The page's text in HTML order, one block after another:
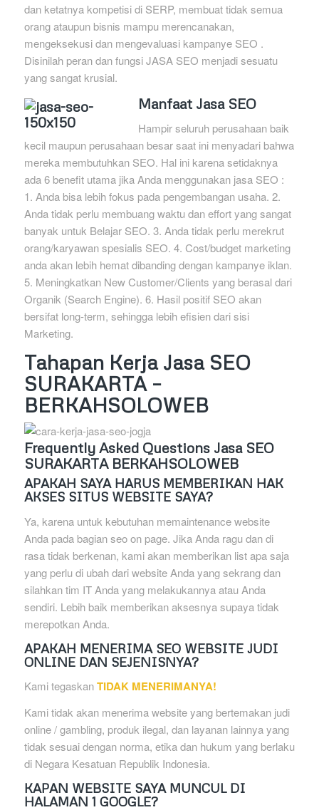
dan ketatnya kompetisi di SERP, membuat tidak semua
orang ataupun bisnis mampu merencanakan,
mengeksekusi dan mengevaluasi kampanye SEO .
Disinilah peran dan fungsi JASA SEO menjadi sesuatu
yang sangat krusial.
Manfaat Jasa SEO
Hampir seluruh perusahaan baik
kecil maupun perusahaan besar saat ini menyadari bahwa
mereka membutuhkan SEO. Hal ini karena setidaknya
ada 6 benefit utama jika Anda menggunakan jasa SEO :
1. Anda bisa lebih fokus pada pengembangan usaha. 2.
Anda tidak perlu membuang waktu dan effort yang sangat
banyak untuk Belajar SEO. 3. Anda tidak perlu merekrut
orang/karyawan spesialis SEO. 4. Cost/budget marketing
anda akan lebih hemat dibanding dengan kampanye iklan.
5. Meningkatkan New Customer/Clients yang berasal dari
Organik (Search Engine). 6. Hasil positif SEO akan
bersifat long-term, sehingga lebih efisien dari sisi
Marketing.
Tahapan Kerja Jasa SEO
SURAKARTA –
BERKAHSOLOWEB
Frequently Asked Questions Jasa SEO
SURAKARTA BERKAHSOLOWEB
APAKAH SAYA HARUS MEMBERIKAN HAK
AKSES SITUS WEBSITE SAYA?
Ya, karena untuk kebutuhan memaintenance website
Anda pada bagian seo on page. Jika Anda ragu dan di
rasa tidak berkenan, kami akan memberikan list apa saja
yang perlu di ubah dari website Anda yang sekrang dan
silahkan tim IT Anda yang melakukannya atau Anda
sendiri. Lebih baik memberikan aksesnya supaya tidak
merepotkan Anda.
APAKAH MENERIMA SEO WEBSITE JUDI
ONLINE DAN SEJENISNYA?
Kami tegaskanTIDAK MENERIMANYA!
Kami tidak akan menerima website yang bertemakan judi
online / gambling, produk ilegal, dan layanan lainnya yang
tidak sesuai dengan norma, etika dan hukum yang berlaku
di Negara Kesatuan Republik Indonesia.
KAPAN WEBSITE SAYA MUNCUL DI
HALAMAN 1 GOOGLE?